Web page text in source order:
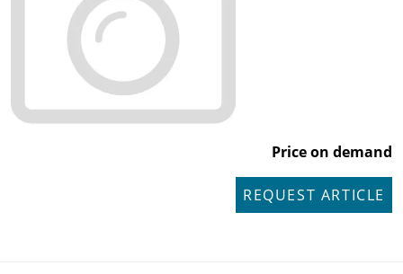
Price on demand
REQUEST ARTICLE